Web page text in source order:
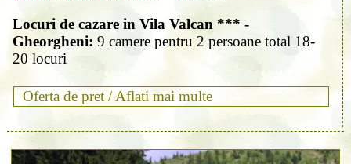
Locuri de cazare in Vila Valcan *** -
Gheorgheni: 9 camere pentru 2 persoane total 18-
20 locuri
Oferta de pret /Aflati mai multe